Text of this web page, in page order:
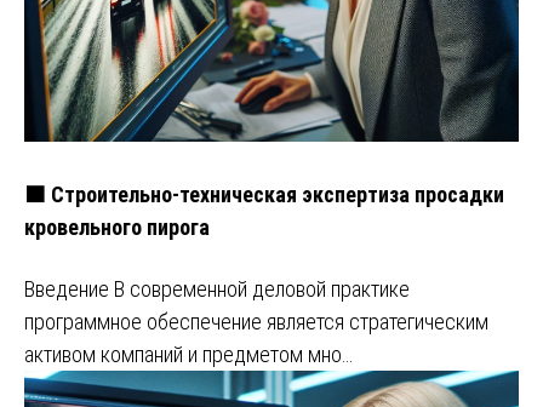
🟧 Строительно-техническая экспертиза просадки
кровельного пирога
Введение В современной деловой практике
программное обеспечение является стратегическим
активом компаний и предметом мно…